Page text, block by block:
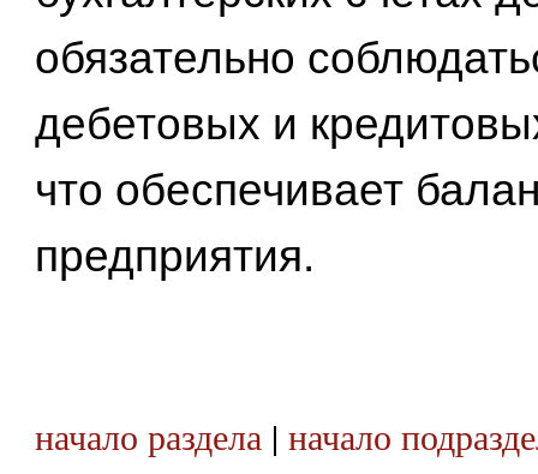
обязательно
дебетовых и
что обеспечивает
предприятия.
начало раздела| начало